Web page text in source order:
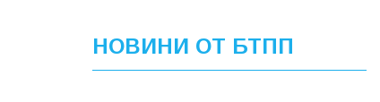
НОВИНИ ОТ БТПП